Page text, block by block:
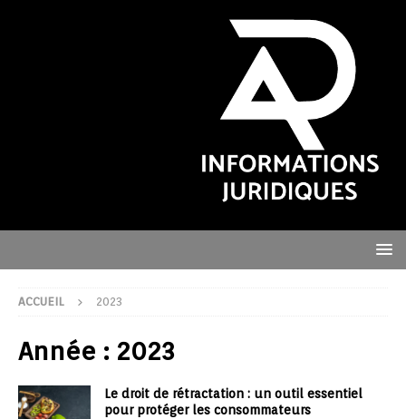
ACCUEIL 2023
Année : 2023
Le droit de rétractation : un outil essentiel
pour protéger les consommateurs